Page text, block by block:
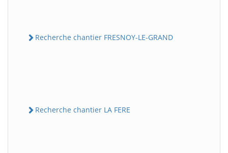
Recherche chantier FRESNOY-LE-GRAND
Recherche chantier LA FERE